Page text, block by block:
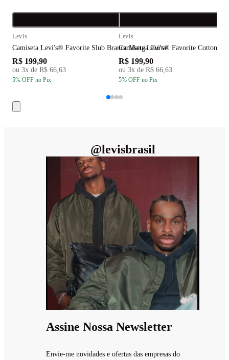
Levis
Camiseta Levi's® Favorite Slub Branca Manga Curta
R$ 199,90
ou 3x de R$ 66,63
5% OFF no Pix
Levis
Camiseta Levi's® Favorite Cotton
R$ 199,90
ou 3x de R$ 66,63
5% OFF no Pix
@levisbrasil
Assine Nossa Newsletter
Envie-me novidades e ofertas das empresas do